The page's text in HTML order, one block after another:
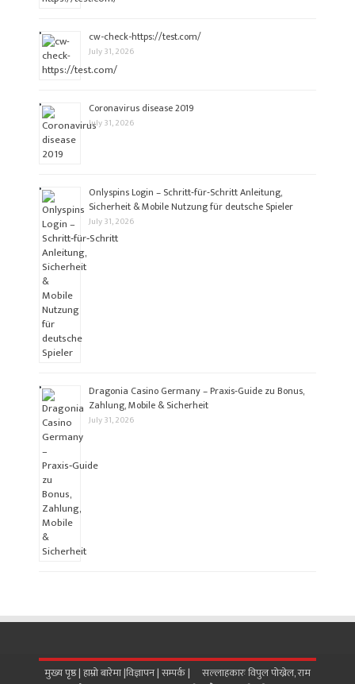
cw-check-https://test.com/
July 31, 2026
Coronavirus disease 2019
July 31, 2026
Onlyspins Login – Schritt‑für‑Schritt Anleitung,
Sicherheit & Mobile Nutzung für deutsche Spieler
July 31, 2026
Dragonia Casino Germany – Praxis‑Guide zu Bonus,
Zahlung, Mobile & Sicherheit
July 31, 2026
मुख्य पृष्ठ |हाम्रो बारेमा|विज्ञापन|सम्पर्क| सल्लाहकारः विपुल पोख्रेल, राम